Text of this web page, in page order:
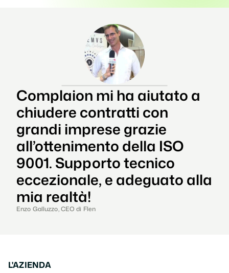
Complaion mi ha aiutato a
chiudere contratti con
grandi imprese grazie
all’ottenimento della ISO
9001. Supporto tecnico
eccezionale, e adeguato alla
mia realtà!
Enzo Galluzzo, CEO di Flen
L'AZIENDA